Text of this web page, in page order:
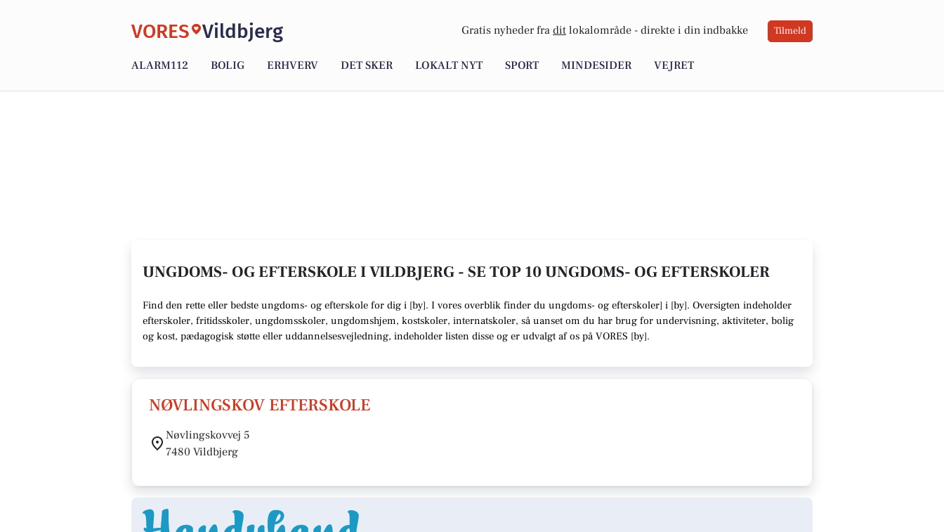
VORES Vildbjerg Gratis nyheder fra dit lokalområde - direkte i din indbakke Tilmeld
ALARM112 BOLIG ERHVERV DET SKER LOKALT NYT SPORT MINDESIDER VEJRET
UNGDOMS- OG EFTERSKOLE I VILDBJERG - SE TOP 10 UNGDOMS- OG EFTERSKOLER
Find den rette eller bedste ungdoms- og efterskole for dig i [by]. I vores overblik finder du ungdoms- og efterskoler] i [by]. Oversigten indeholder
efterskoler, fritidsskoler, ungdomsskoler, ungdomshjem, kostskoler, internatskoler, så uanset om du har brug for undervisning, aktiviteter, bolig
og kost, pædagogisk støtte eller uddannelsesvejledning, indeholder listen disse og er udvalgt af os på VORES [by].
NØVLINGSKOV EFTERSKOLE
Nøvlingskovvej 5
7480 Vildbjerg